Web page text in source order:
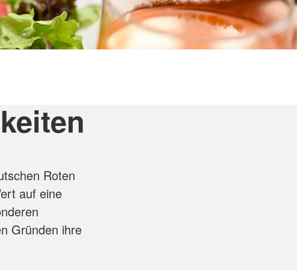
Schnelleinsatzgruppen
Notfalldarstellung
DRK-Suchdienst
Roten
auf eine
Gründen ihre